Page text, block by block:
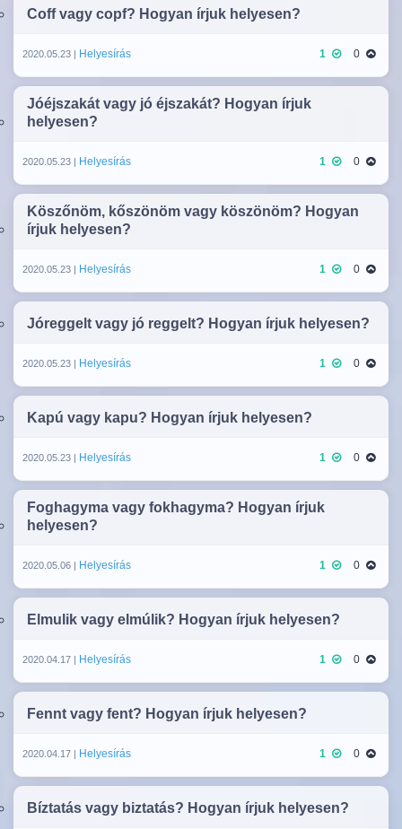
Coff vagy copf? Hogyan írjuk helyesen?
2020.05.23 | Helyesírás 1 0
Jóéjszakát vagy jó éjszakát? Hogyan írjuk
helyesen?
2020.05.23 | Helyesírás 1 0
Köszőnöm, kőszönöm vagy köszönöm? Hogyan
írjuk helyesen?
2020.05.23 | Helyesírás 1 0
Jóreggelt vagy jó reggelt? Hogyan írjuk helyesen?
2020.05.23 | Helyesírás 1 0
Kapú vagy kapu? Hogyan írjuk helyesen?
2020.05.23 | Helyesírás 1 0
Foghagyma vagy fokhagyma? Hogyan írjuk
helyesen?
2020.05.06 | Helyesírás 1 0
Elmulik vagy elmúlik? Hogyan írjuk helyesen?
2020.04.17 | Helyesírás 1 0
Fennt vagy fent? Hogyan írjuk helyesen?
2020.04.17 | Helyesírás 1 0
Bíztatás vagy biztatás? Hogyan írjuk helyesen?